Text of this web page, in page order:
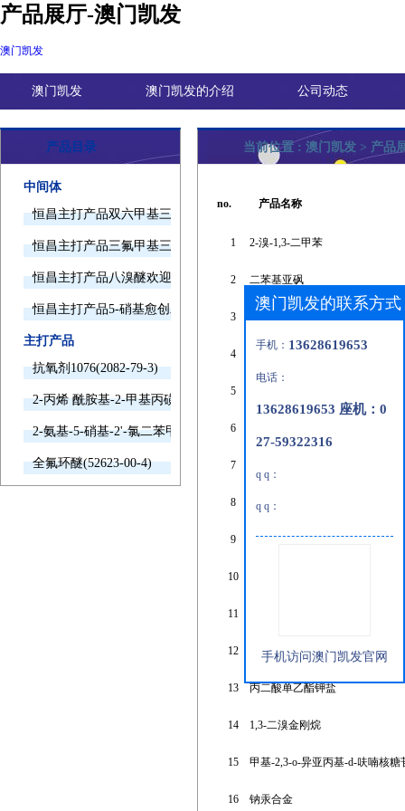
产品展厅-澳门凯发
澳门凯发
澳门凯发 澳门凯发的介绍 公司动态
产品目录
中间体
恒昌主打产品双六甲基三胺欢迎询价
恒昌主打产品三氟甲基三甲基硅烷欢迎询价
恒昌主打产品八溴醚欢迎询价
恒昌主打产品5-硝基愈创木酚钠欢迎询价
主打产品
抗氧剂1076(2082-79-3)
2-丙烯 酰胺基-2-甲基丙磺酸(15214-89-8)
2-氨基-5-硝基-2'-氯二苯甲酮(2011-66-7)
全氟环醚(52623-00-4)
当前位置 : 澳门凯发 > 产品
no. 产品名称
1 2-溴-1,3-二甲苯
2 二苯基亚砜
3
4 硫酸锰四水合物
5
6
7
8 十三氟辛基三甲氧基硅烷
9 4-氨基丁酸甲酯盐酸盐
10
11
12 碱式碳酸锆(iv)
13 丙二酸单乙酯钾盐
14 1,3-二溴金刚烷
15 甲基-2,3-o-异亚丙基-d-呋喃核糖
16 钠汞合金
澳门凯发的联系方式
手机： 13628619653
电话：
13628619653 座机：0
27-59322316
q q：
q q：
手机访问澳门凯发官网